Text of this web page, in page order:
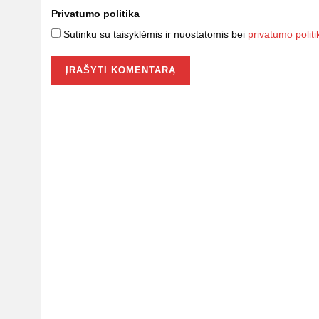
Privatumo politika
Sutinku su taisyklėmis ir nuostatomis bei privatumo